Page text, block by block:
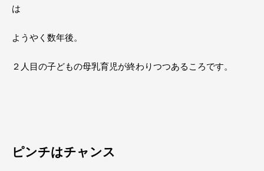
は
ようやく数年後。
２人目の子どもの母乳育児が終わりつつあるころです。
ピンチはチャンス